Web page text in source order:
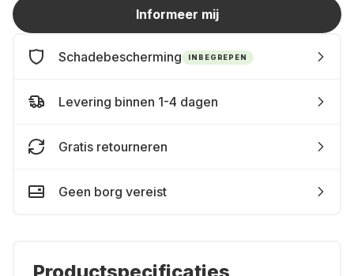
Informeer mij
Schadebescherming INBEGREPEN
Levering binnen 1-4 dagen
Gratis retourneren
Geen borg vereist